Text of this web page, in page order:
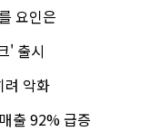
요인은
' 출시
악화
출 92% 급증